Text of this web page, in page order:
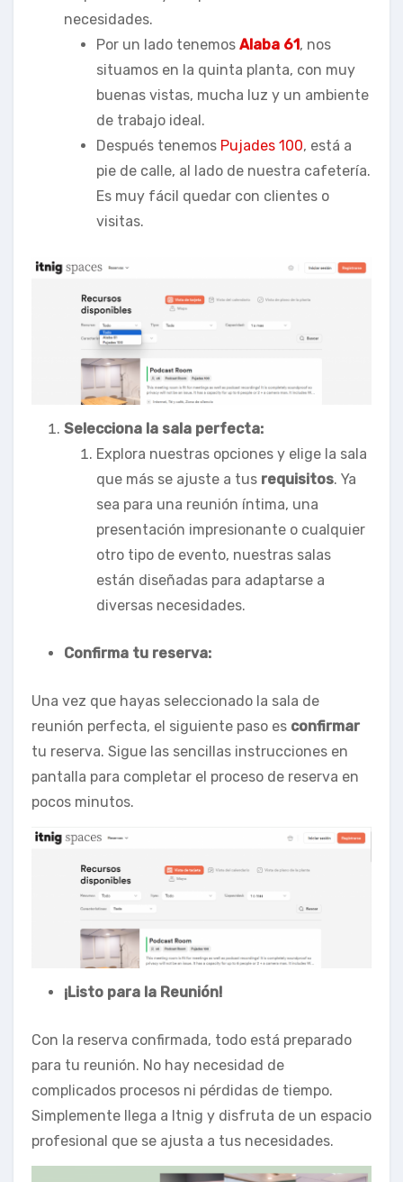
necesidades.
Por un lado tenemos Alaba 61, nos
situamos en la quinta planta, con muy
buenas vistas, mucha luz y un ambiente
de trabajo ideal.
Después tenemos Pujades 100, está a
pie de calle, al lado de nuestra cafetería.
Es muy fácil quedar con clientes o
visitas.
Selecciona la sala perfecta:
Explora nuestras opciones y elige la sala
que más se ajuste a tus requisitos. Ya
sea para una reunión íntima, una
presentación impresionante o cualquier
otro tipo de evento, nuestras salas
están diseñadas para adaptarse a
diversas necesidades.
Confirma tu reserva:
Una vez que hayas seleccionado la sala de
reunión perfecta, el siguiente paso es confirmar
tu reserva. Sigue las sencillas instrucciones en
pantalla para completar el proceso de reserva en
pocos minutos.
¡Listo para la Reunión!
Con la reserva confirmada, todo está preparado
para tu reunión. No hay necesidad de
complicados procesos ni pérdidas de tiempo.
Simplemente llega a Itnig y disfruta de un espacio
profesional que se ajusta a tus necesidades.